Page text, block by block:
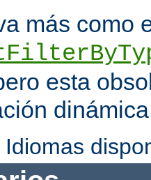
más como
esta
Idiomas